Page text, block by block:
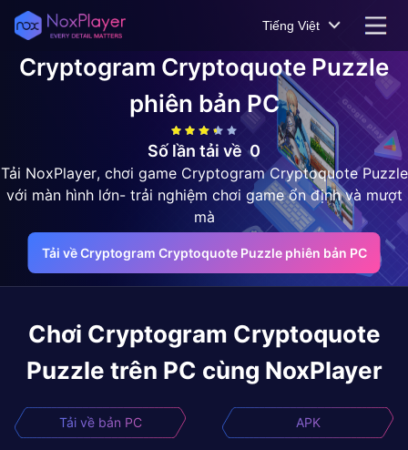
Tiếng Việt
Cryptogram Cryptoquote Puzzle
phiên bản PC
Số lần tải về 0
Tải NoxPlayer, chơi game Cryptogram Cryptoquote Puzzle
với màn hình lớn- trải nghiệm chơi game ổn định và mượt
mà
Tải về Cryptogram Cryptoquote Puzzle phiên bản PC
Chơi Cryptogram Cryptoquote
Puzzle trên PC cùng NoxPlayer
Tải về bản PC APK